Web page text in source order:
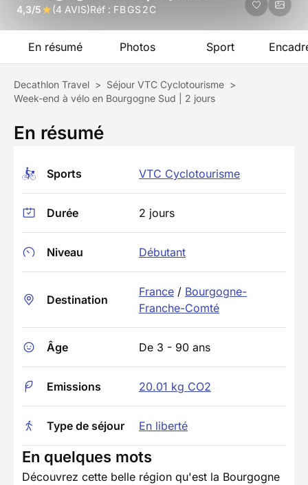
4,3/5 (4 AVIS)Réf : FBGS2C
En résumé Photos Sport
Decathlon Travel > Séjour VTC Cyclotourisme >
Week-end à vélo en Bourgogne Sud | 2 jours
En résumé
Sports VTC Cyclotourisme
Durée 2 jours
Niveau Débutant
Destination
France / Bourgogne-
Franche-Comté
Âge De 3 - 90 ans
Emissions 20.01 kg CO2
Type de séjour En liberté
En quelques mots
Découvrez cette belle région qu'est la Bourgogne